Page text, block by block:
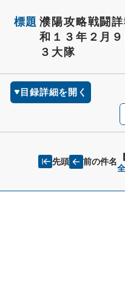
標題 濮陽攻略戦闘
和１３年２月
３大隊
目録詳細を開く
先頭 前の件名